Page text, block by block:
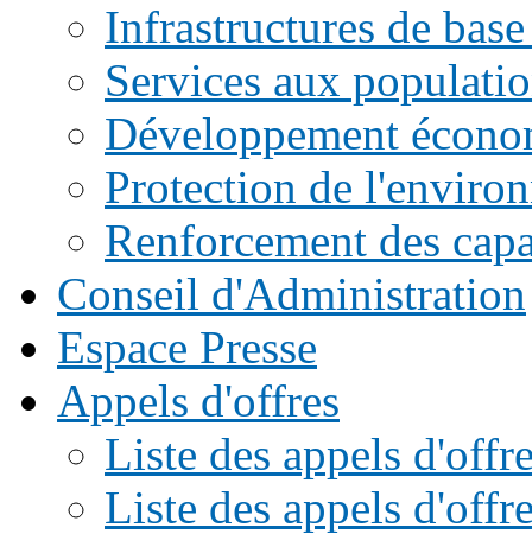
Infrastructures de
Services aux
Développement
Protection de
Renforcement des
Conseil d'Administration
Espace Presse
Appels d'offres
Liste des appels
Liste des appels